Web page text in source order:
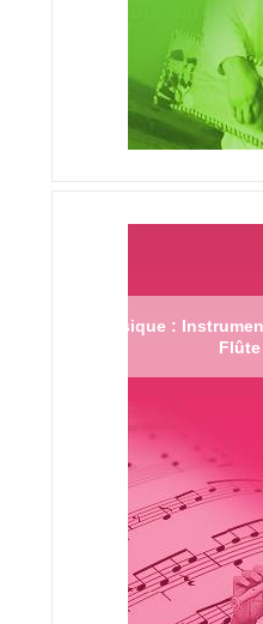
Musique :
Flûte